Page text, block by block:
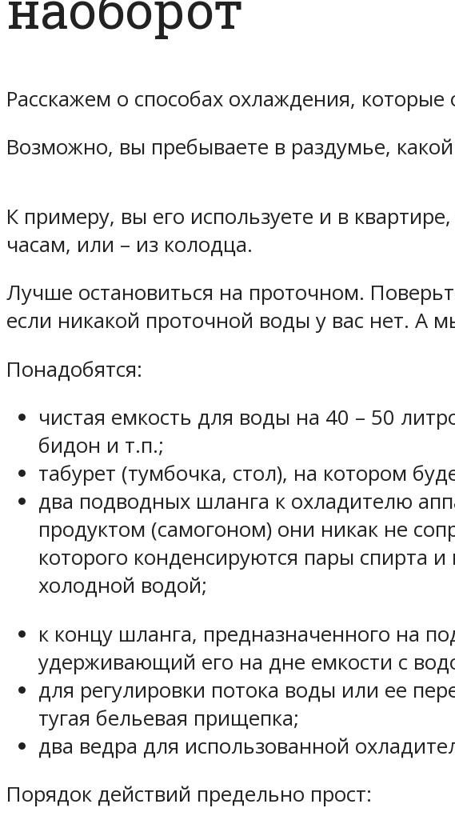
Расскажем о способах охлаждения,
Возможно, вы пребываете в раздумье,
К примеру, вы его используете и в
часам, или – из колодца.
Лучше остановиться на проточном.
если никакой проточной воды у вас нет. А
Понадобятся:
чистая емкость для воды на 40 – 50
бидон и т.п.;
табурет (тумбочка, стол), на котором
два подводных шланга к охладителю
продуктом (самогоном) они никак не
которого конденсируются пары спирта
холодной водой;
к концу шланга, предназначенного на
удерживающий его на дне емкости с
для регулировки потока воды или ее
тугая бельевая прищепка;
два ведра для использованной
Порядок действий предельно прост: